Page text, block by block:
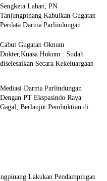
Sengketa Lahan, PN
Tanjungpinang Kabulkan Gugatan
Perdata Darma Parlindungan
Cabut Gugatan Oknum
Dokter,Kuasa Hukum : Sudah
diselesaikan Secara Kekeluargaan
Zona Kepri
Mediasi Darma Parlindungan
Dengan PT Ekspasindo Raya
Gagal, Berlanjut Pembuktian di
Lakukan Pendampingan